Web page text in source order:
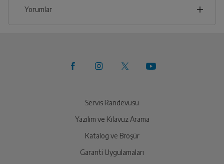
Siparişlerim sayfasından iade etmek istediğiniz ürünü
Yetkili Servis İade Randevusu
Oluşturun
Ürünü eksiksiz ve hasarsız olarak faturası ile birlikte
Yorumlar
İlk yorumu sen yap!
Servis Randevusu
Yazılım ve Kılavuz Arama
Katalog ve Broşür
Garanti Uygulamaları